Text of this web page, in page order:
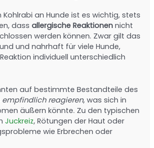
Kohlrabi an Hunde ist es wichtig, stets
dassallergische Reaktionen nicht
werden können. Zwar gilt das
und nahrhaft für viele Hunde,
individuell unterschiedlich
auf bestimmte Bestandteile des
empfindlich reagieren, was sich in
äußern könnte. Zu den typischen
Juckreiz, Rötungen der Haut oder
wie Erbrechen oder